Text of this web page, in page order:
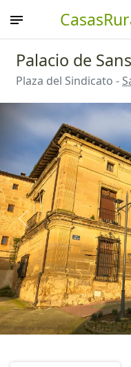
Palacio de
Plaza del Sindicato -
Anterior